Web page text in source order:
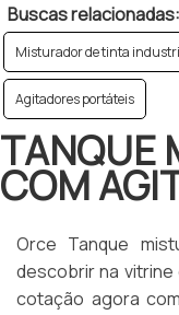
Buscas relacionadas:
Misturador de tinta
Agitadores portáteis
TANQUE
COM
Orce Tanque
descobrir na vitrine
cotação agora